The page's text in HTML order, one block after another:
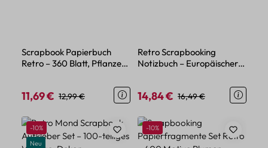
Scrapbook Papierbuch
Retro – 360 Blatt, Pflanzen-
Verkaufspreis:
11,69 € Regulärer Preis:
12,99 €
Retro Scrapbooking
Notizbuch – Europäischer
Verkaufspreis:
14,84 € Regulärer Preis:
16,49 €
Rabatt
-10%
Neu
Rabatt
-10%